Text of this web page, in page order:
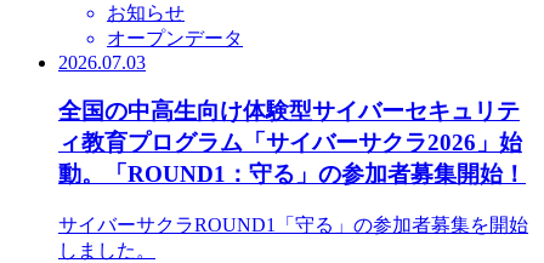
お知らせ
オープンデータ
2026.07.03
全国の中高生向け体験型サイバーセキュリテ
ィ教育プログラム「サイバーサクラ2026」始
動。「ROUND1：守る」の参加者募集開始！
サイバーサクラROUND1「守る」の参加者募集を開始
しました。